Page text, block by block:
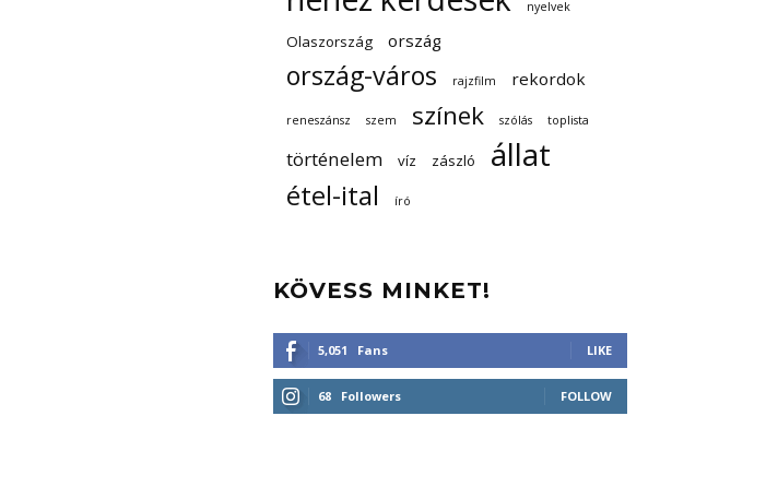
nyelvek
Olaszország ország
ország-város rajzfilm rekordok
reneszánsz szem színek szólás toplista
történelem víz zászló állat
étel-ital író
KÖVESS MINKET!
5,051 Fans LIKE
68 Followers FOLLOW